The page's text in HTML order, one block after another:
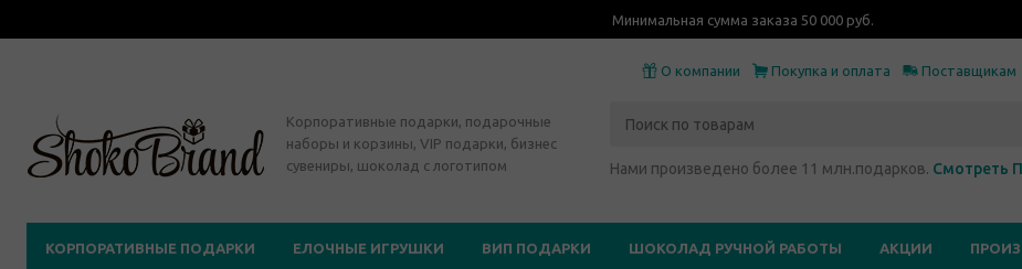
Минимальная сумма заказа 50 000 руб.
О компании Покупка и оплата Поставщикам
Корпоративные подарки, подарочные
наборы и корзины, VIP подарки, бизнес
сувениры, шоколад с логотипом
Нами произведено более 11 млн.подарков. Смотреть
КОРПОРАТИВНЫЕ ПОДАРКИ ЕЛОЧНЫЕ ИГРУШКИ ВИП ПОДАРКИ ШОКОЛАД РУЧНОЙ РАБОТЫ АКЦИИ